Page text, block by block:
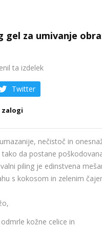
gel za umivanje
ta izdelek
Twitter
zalogi
nečistoč in
da postane
piling je edinstvena
s kokosom in zelenim
kožne celice in